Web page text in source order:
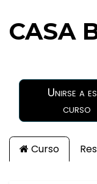
CASA
Unirse a
curso
Curso